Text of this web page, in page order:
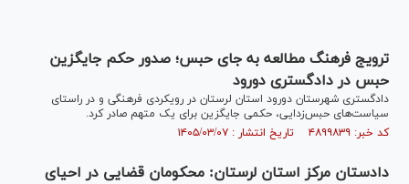
ترویج فرهنگ مطالعه به جای حبس؛ صدور حکم جایگزین
حبس در دادگستری دورود
دادگستری شهرستان دورود استان لرستان در رویکردی فرهنگی و در راستای
سیاست‌های حبس‌زدایی، حکمی جایگزین برای یک متهم صادر کرد.
کد خبر: ۴۸۹۹۸۳۹ تاریخ انتشار : ۱۴۰۵/۰۳/۰۷
دادستان مرکز استان لرستان: محکومان قضایی در احیای